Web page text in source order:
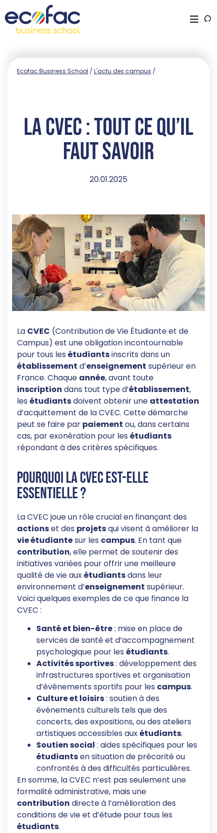
Ecofac Business School / L'actu des campus /
La CVEC : tout ce qu’il
faut savoir
20.01.2025
La CVEC (Contribution de Vie Étudiante et de
Campus) est une obligation incontournable
pour tous les étudiantsinscrits dans un
établissement d’enseignement supérieur en
France. Chaque année, avant toute
inscription dans tout type d’établissement,
les étudiantsdoivent obtenir une attestation
d’acquittement de la CVEC. Cette démarche
peut se faire par paiement ou, dans certains
cas, par exonération pour les étudiants
répondant à des critères spécifiques.
Pourquoi la CVEC est-elle
essentielle ?
La CVEC joue un rôle crucial en finançant des
actionset des projetsqui visent à améliorer la
vie étudiantesur les campus. En tant que
contribution, elle permet de soutenir des
initiatives variées pour offrir une meilleure
qualité de vie auxétudiantsdans leur
environnement d’enseignement supérieur.
Voici quelques exemples de ce que finance la
CVEC :
Santé et bien-être: mise en place de
services de santé et d’accompagnement
psychologique pour les étudiants.
Activités sportives: développement des
infrastructures sportives et organisation
d’événements sportifs pour les campus.
Culture et loisirs: soutien à des
événements culturels tels que des
concerts, des expositions, ou des ateliers
artistiques accessibles auxétudiants.
Soutien social : aides spécifiques pour les
étudiantsen situation de précarité ou
confrontés à des difficultés particulières.
En somme, la CVEC n’est pas seulement une
formalité administrative, mais une
contribution directe à l’amélioration des
conditions de vie et d’étude pour tous les
étudiants.